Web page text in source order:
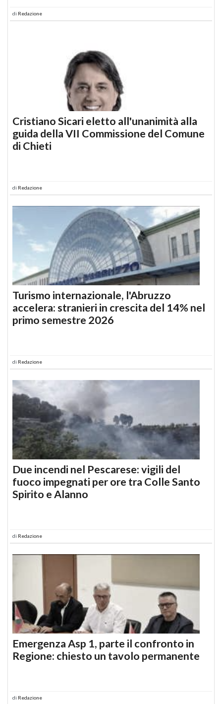
di Redazione
Cristiano Sicari eletto all'unanimità alla
guida della VII Commissione del Comune
di Chieti
di Redazione
Turismo internazionale, l'Abruzzo
accelera: stranieri in crescita del 14% nel
primo semestre 2026
di Redazione
Due incendi nel Pescarese: vigili del
fuoco impegnati per ore tra Colle Santo
Spirito e Alanno
di Redazione
Emergenza Asp 1, parte il confronto in
Regione: chiesto un tavolo permanente
di Redazione